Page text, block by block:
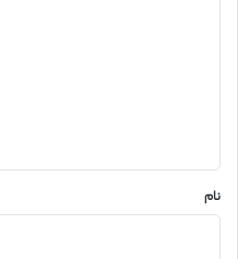
نام